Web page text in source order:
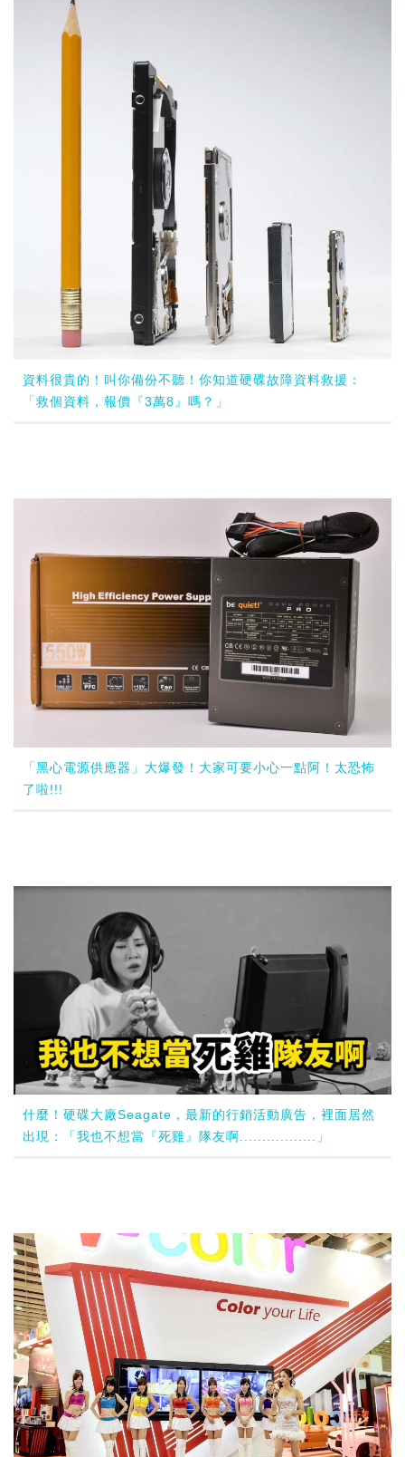
資料很貴的！叫你備份不聽！你知道硬碟故障資料救援：
「救個資料，報價『3萬8』嗎？」
「黑心電源供應器」大爆發！大家可要小心一點阿！太恐怖
了啦!!!
什麼！硬碟大廠Seagate，最新的行銷活動廣告，裡面居然
出現：「我也不想當『死雞』隊友啊.................」